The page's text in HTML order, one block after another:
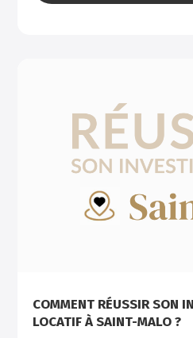
COMMENT RÉUSSIR SON
LOCATIF À SAINT-MALO ?